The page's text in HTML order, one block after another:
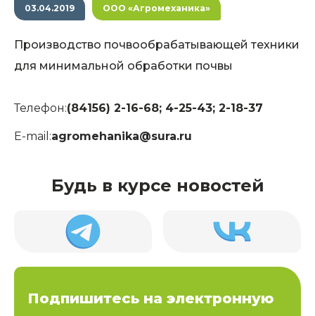
03.04.2019 ООО «Агромеханика»
Производство почвообрабатывающей техники
для минимальной обработки почвы
Телефон:(84156) 2-16-68; 4-25-43; 2-18-37
E-mail:agromehanika@sura.ru
Будь в курсе новостей
Подпишитесь на электронную